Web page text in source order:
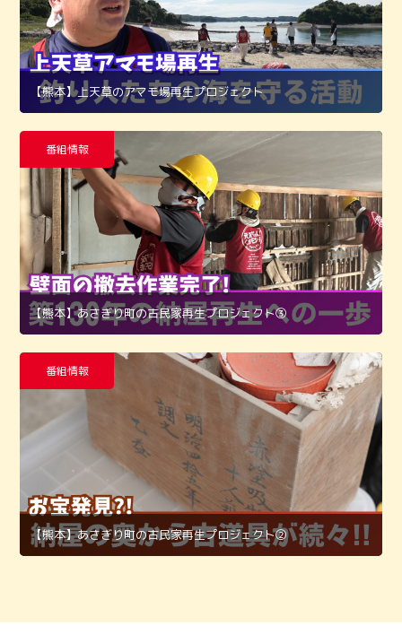
【熊本】上天草のアマモ場再生プロジェクト
番組情報
【熊本】あさぎり町の古民家再生プロジェクト➂
番組情報
【熊本】あさぎり町の古民家再生プロジェクト②